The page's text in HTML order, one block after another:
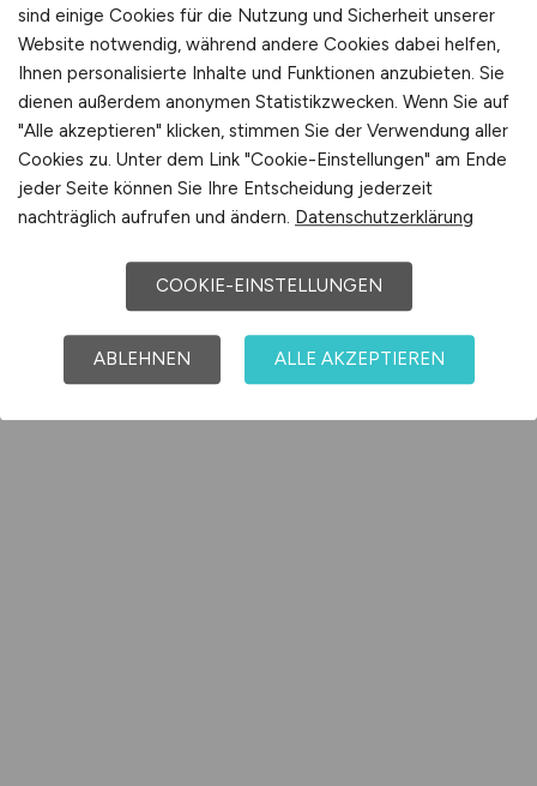
sind einige Cookies für die Nutzung und Sicherheit unserer
Website notwendig, während andere Cookies dabei helfen,
Ihnen personalisierte Inhalte und Funktionen anzubieten. Sie
dienen außerdem anonymen Statistikzwecken. Wenn Sie auf
"Alle akzeptieren" klicken, stimmen Sie der Verwendung aller
Cookies zu. Unter dem Link "Cookie-Einstellungen" am Ende
jeder Seite können Sie Ihre Entscheidung jederzeit
nachträglich aufrufen und ändern. Datenschutzerklärung
COOKIE-EINSTELLUNGEN
ABLEHNEN ALLE AKZEPTIEREN